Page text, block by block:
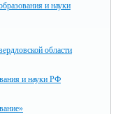
и науки
области
и науки РФ